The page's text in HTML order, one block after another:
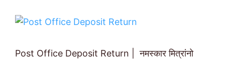
Post Office Deposit Return | नमस्कार मित्रांनो